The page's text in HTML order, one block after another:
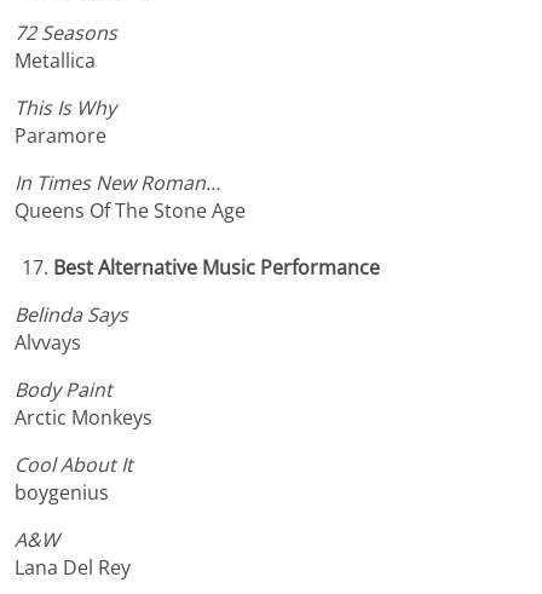
72 Seasons
Metallica
This Is Why
Paramore
In Times New Roman…
Queens Of The Stone Age
Best Alternative Music Performance
Belinda Says
Alvvays
Body Paint
Arctic Monkeys
Cool About It
boygenius
A&W
Lana Del Rey